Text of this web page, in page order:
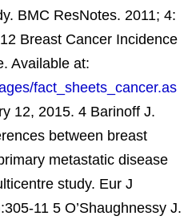
BMC ResNotes. 2011; 4:
Breast Cancer Incidence
Available at:
fact_sheets_cancer.as
12, 2015. 4 Barinoff J.
between breast
metastatic disease
study. Eur J
11 5 O’Shaughnessy J.